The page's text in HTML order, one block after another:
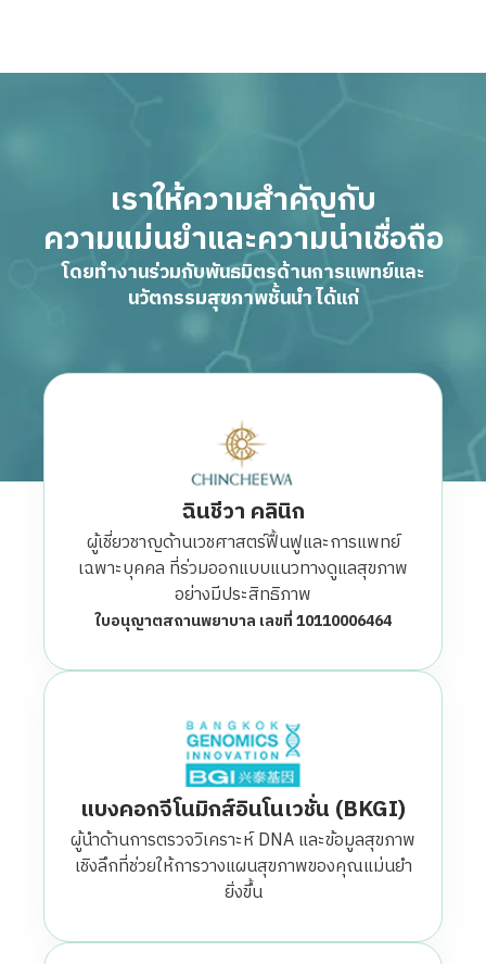
เราให้ความสำคัญกับ
ความแม่นยำและความน่าเชื่อถือ
โดยทำงานร่วมกับพันธมิตรด้านการแพทย์และ
นวัตกรรมสุขภาพชั้นนำ ได้แก่
ฉินชีวา คลินิก
ผู้เชี่ยวชาญด้านเวชศาสตร์ฟื้นฟูและการแพทย์
เฉพาะบุคคล ที่ร่วมออกแบบแนวทางดูแลสุขภาพ
อย่างมีประสิทธิภาพ
ใบอนุญาตสถานพยาบาล เลขที่ 10110006464
แบงคอกจีโนมิกส์อินโนเวชั่น (BKGI)
ผู้นำด้านการตรวจวิเคราะห์ DNA และข้อมูลสุขภาพ
เชิงลึกที่ช่วยให้การวางแผนสุขภาพของคุณแม่นยำ
ยิ่งขึ้น